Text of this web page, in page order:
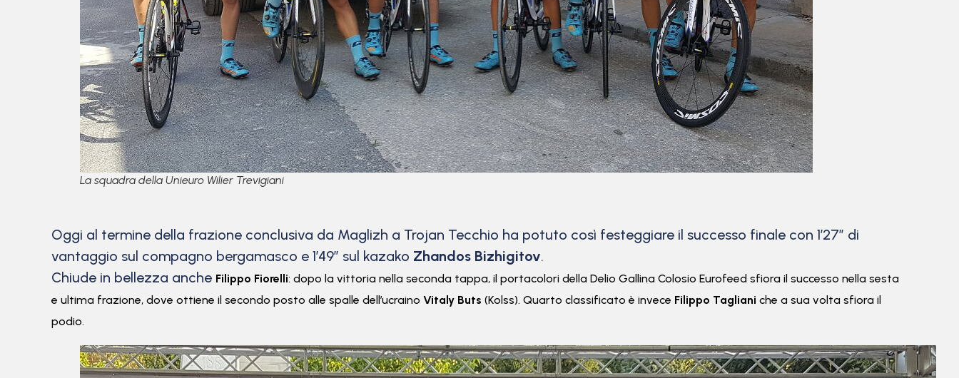
La squadra della Unieuro Wilier Trevigiani
Oggi al termine della frazione conclusiva da Maglizh a Trojan Tecchio ha potuto così festeggiare il successo finale con 1’27” di
vantaggio sul compagno bergamasco e 1’49” sul kazako Zhandos Bizhigitov.
Chiude in bellezza anche Filippo Fiorelli: dopo la vittoria nella seconda tappa, il portacolori della Delio Gallina Colosio Eurofeed sfiora il successo nella sesta
e ultima frazione, dove ottiene il secondo posto alle spalle dell’ucraino Vitaly Buts (Kolss). Quarto classificato è invece Filippo Tagliani che a sua volta sfiora il
podio.